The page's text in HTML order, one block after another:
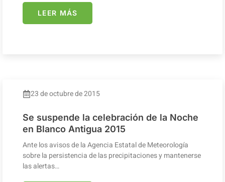
LEER MÁS
23 de octubre de 2015
Se suspende la celebración de la Noche
en Blanco Antigua 2015
Ante los avisos de la Agencia Estatal de Meteorología
sobre la persistencia de las precipitaciones y mantenerse
las alertas…